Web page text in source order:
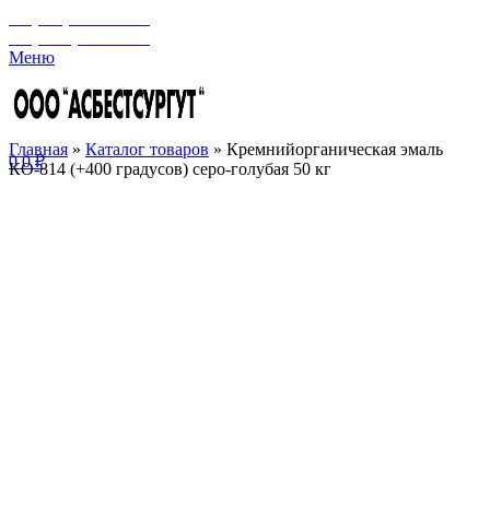
Меню
00₽
Главная » Каталог товаров » Кремнийорганическая эмаль
КО-814 (+400 градусов) серо-голубая 50 кг